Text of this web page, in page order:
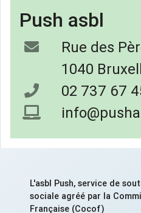
Push asbl
Rue des
1040
02 737 67
L'asbl Push, service de
sociale agréé par la
Française (Cocof)